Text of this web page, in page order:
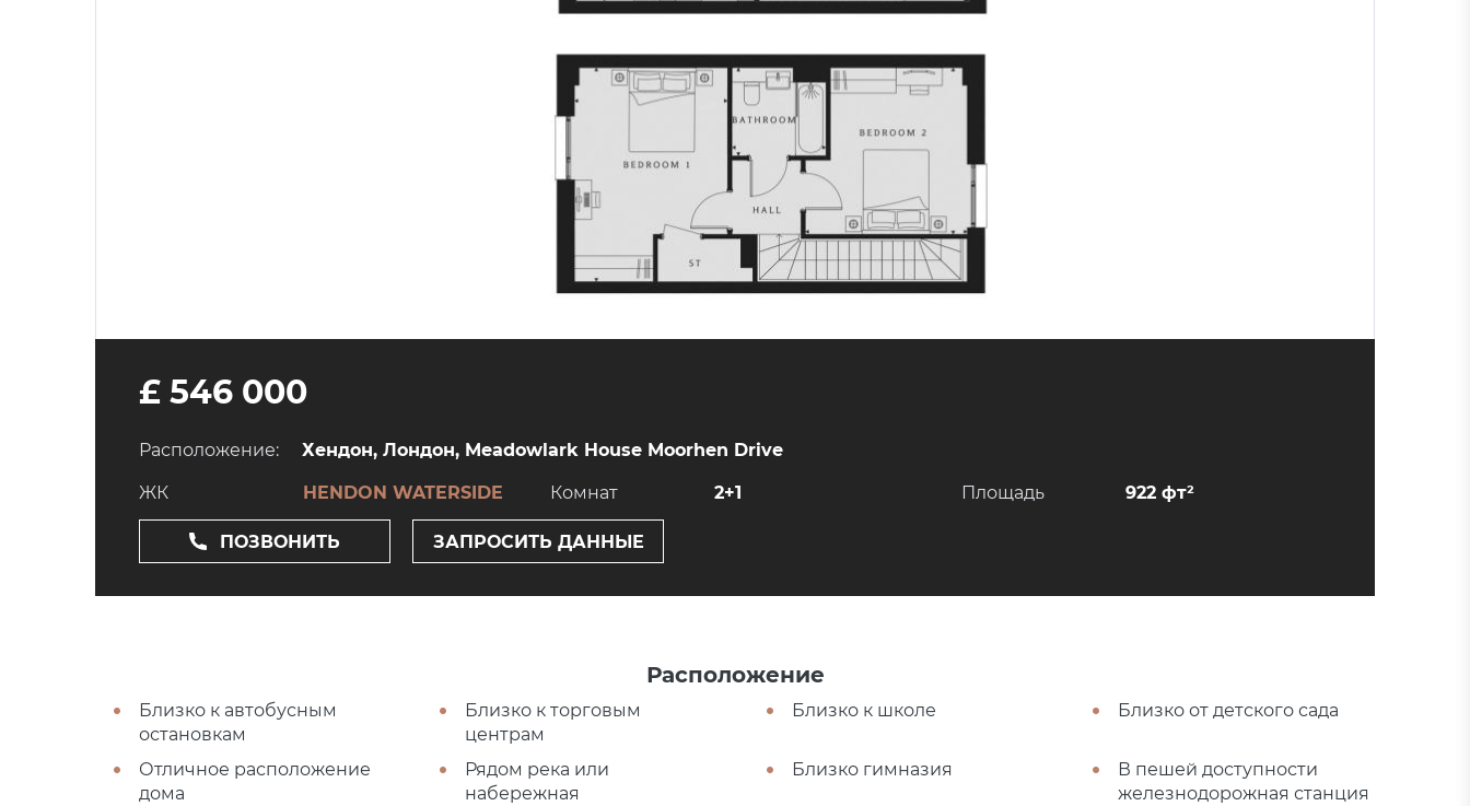
£ 546 000
Расположение: Хендон, Лондон, Meadowlark House Moorhen Drive
ЖК HENDON WATERSIDE Комнат 2+1 Площадь 922 фт²
ПОЗВОНИТЬ ЗАПРОСИТЬ ДАННЫЕ
Расположение
Близко к автобусным
остановкам
Близко к торговым
центрам
Близко к школе Близко от детского сада
Отличное расположение
дома
Рядом река или
набережная
Близко гимназия
В пешей доступности
железнодорожная станция